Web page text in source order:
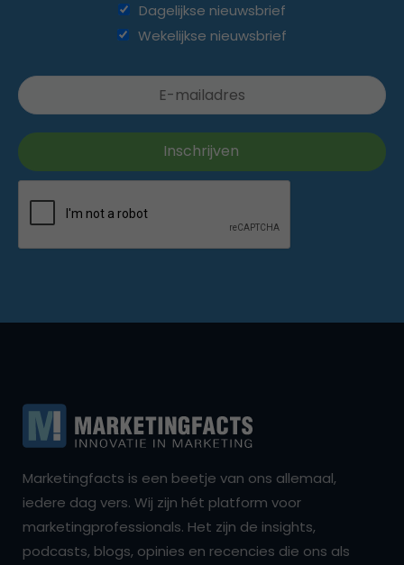
Dagelijkse nieuwsbrief
Wekelijkse nieuwsbrief
Marketingfacts is een beetje van ons allemaal,
iedere dag vers. Wij zijn hét platform voor
marketingprofessionals. Het zijn de insights,
podcasts, blogs, opinies en recencies die ons als